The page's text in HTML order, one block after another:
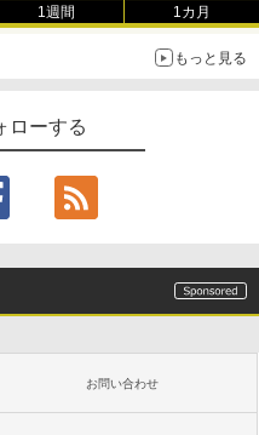
1週間 1カ月
もっと見る
ローする
お問い合わせ